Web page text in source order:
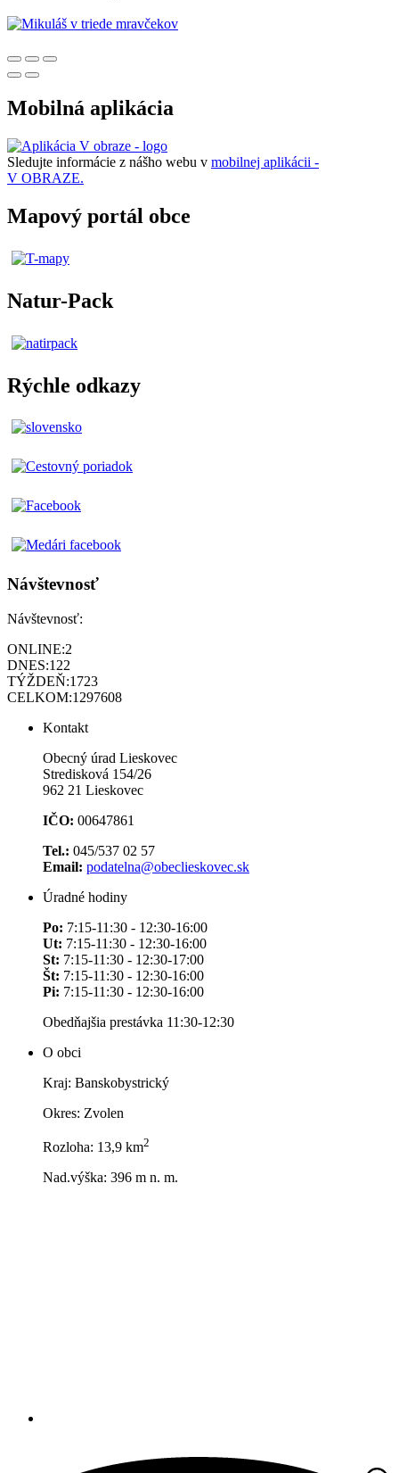
Mobilná aplikácia
Sledujte informácie z nášho webu v mobilnej aplikácii -
V OBRAZE.
Mapový portál obce
Natur-Pack
Rýchle odkazy
Návštevnosť
Návštevnosť:
ONLINE:2
DNES:122
TÝŽDEŇ:1723
CELKOM:1297608
Kontakt
Obecný úrad Lieskovec
Stredisková 154/26
962 21 Lieskovec
IČO: 00647861
Tel.: 045/537 02 57
Email: podatelna@obeclieskovec.sk
Úradné hodiny
Po: 7:15-11:30 - 12:30-16:00
Ut: 7:15-11:30 - 12:30-16:00
St: 7:15-11:30 - 12:30-17:00
Št: 7:15-11:30 - 12:30-16:00
Pi: 7:15-11:30 - 12:30-16:00
Obedňajšia prestávka 11:30-12:30
O obci
Kraj: Banskobystrický
Okres: Zvolen
Rozloha: 13,9 km2
Nad.výška: 396 m n. m.